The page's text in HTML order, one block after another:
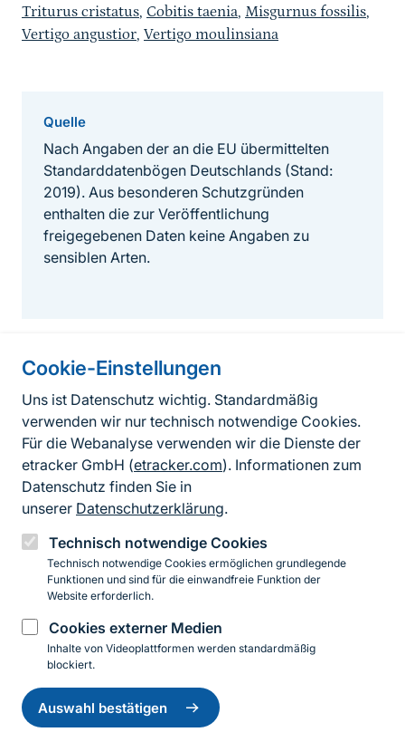
Cookie-Einstellungen
Uns ist Datenschutz wichtig. Standardmäßig
verwenden wir nur technisch notwendige Cookies.
Für die Webanalyse verwenden wir die Dienste der
etracker GmbH (etracker.com). Informationen zum
Datenschutz finden Sie in
unserer Datenschutzerklärung.
Technisch notwendige Cookies
Technisch notwendige Cookies ermöglichen grundlegende
Funktionen und sind für die einwandfreie Funktion der
Website erforderlich.
Cookies externer Medien
Inhalte von Videoplattformen werden standardmäßig
blockiert.
Auswahl bestätigen
Einwilligung
zurückziehen
Triturus cristatus, Cobitis taenia, Misgurnus fossilis,
Vertigo angustior, Vertigo moulinsiana
Quelle
Nach Angaben der an die EU übermittelten
Standarddatenbögen Deutschlands (Stand:
2019). Aus besonderen Schutzgründen
enthalten die zur Veröffentlichung
freigegebenen Daten keine Angaben zu
sensiblen Arten.
Informationen zur Seite
FußzeileKontakt zum BfN
Kontaktformular
Erklärung zur Barrierefreiheit
Impressum
Datenschutz
InstagramFacebookYouTubeLinkedIn
© 2026 Bundesamt für Naturschutz